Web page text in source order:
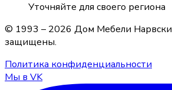
Уточняйте для своего региона
© 1993 – 2026 Дом Мебели
защищены.
Политика конфиденциальности
Мы в VK